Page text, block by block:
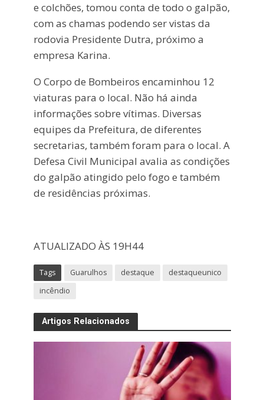
e colchões, tomou conta de todo o galpão,
com as chamas podendo ser vistas da
rodovia Presidente Dutra, próximo a
empresa Karina.
O Corpo de Bombeiros encaminhou 12
viaturas para o local. Não há ainda
informações sobre vítimas. Diversas
equipes da Prefeitura, de diferentes
secretarias, também foram para o local. A
Defesa Civil Municipal avalia as condições
do galpão atingido pelo fogo e também
de residências próximas.
ATUALIZADO ÀS 19H44
Tags Guarulhos destaque
destaqueunico
incêndio
Artigos Relacionados